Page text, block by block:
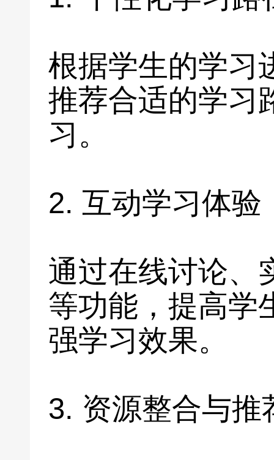
根据学生的学习
推荐合适的学习
习。
2. 互动学习体验
通过在线讨论、
等功能，提高学
强学习效果。
3. 资源整合与推